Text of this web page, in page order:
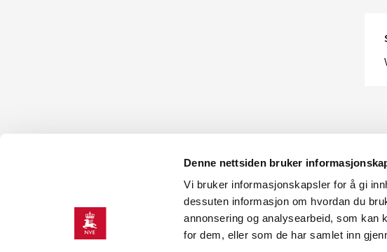
Denne nettsiden bruker
Vi bruker informasjonskapsler for å gi
dessuten informasjon om hvordan du
annonsering og analysearbeid, som kan
for dem, eller som de har samlet inn
KONTAKT OSS OM NVE
Om NVE